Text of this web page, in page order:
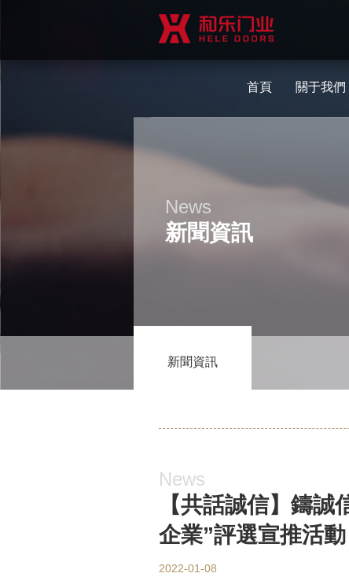
首頁 關于我們
News
新聞資訊
新聞資訊
News
【共話誠信】鑄
企業”評選宣推活動
2022-01-08